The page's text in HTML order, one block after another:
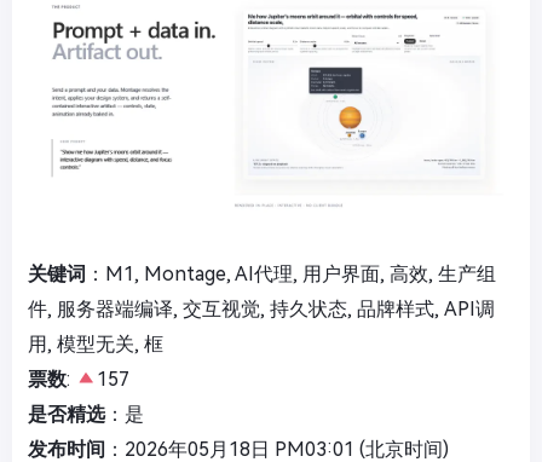
关键词 ：M1, Montage, AI代理, 用户界面, 高效, 生产组
件, 服务器端编译, 交互视觉, 持久状态, 品牌样式, API调
用, 模型无关, 框
票数:
157
是否精选：是
发布时间 ：2026年05月18日 PM03:01 (北京时间)